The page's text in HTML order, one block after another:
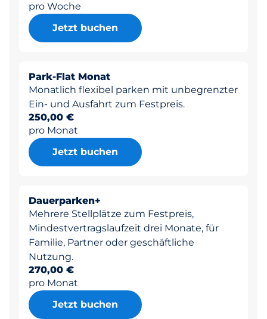
pro Woche
Jetzt buchen
Park-Flat Monat
Monatlich flexibel parken mit unbegrenzter
Ein- und Ausfahrt zum Festpreis.
250,00 €
pro Monat
Jetzt buchen
Dauerparken+
Mehrere Stellplätze zum Festpreis,
Mindestvertragslaufzeit drei Monate, für
Familie, Partner oder geschäftliche
Nutzung.
270,00 €
pro Monat
Jetzt buchen